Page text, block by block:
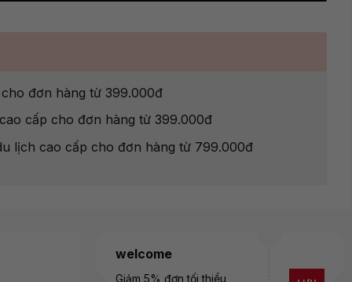
đơn hàng từ 399.000đ
cấp cho đơn hàng từ 399.000đ
lịch cao cấp cho đơn hàng từ 799.000đ
welcome
Giảm 5% đơn tối thiểu